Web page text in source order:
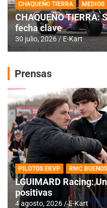
CHAQUEÑO TIERRA MEDIOS
CHAQUEÑO TIERRA:
fecha clave
30 julio, 2026 E-Kart
Prensas
PILOTOS EKVP RMC
LGUIMARD Racing:
positivas
4 agosto, 2026 E-Kart